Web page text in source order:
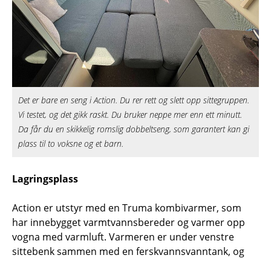
Det er bare en seng i Action. Du rer rett og slett opp sittegruppen.
Vi testet, og det gikk raskt. Du bruker neppe mer enn ett minutt.
Da får du en skikkelig romslig dobbeltseng, som garantert kan gi
plass til to voksne og et barn.
Lagringsplass
Action er utstyr med en Truma kombivarmer, som
har innebygget varmtvannsbereder og varmer opp
vogna med varmluft. Varmeren er under venstre
sittebenk sammen med en ferskvannsvanntank, og